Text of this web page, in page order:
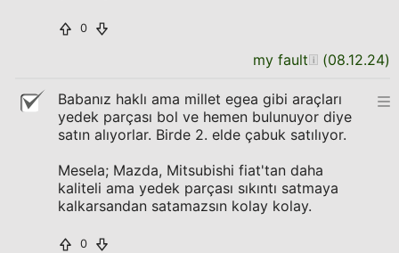
0
my fault (08.12.24)
Babanız haklı ama millet egea gibi araçları
yedek parçası bol ve hemen bulunuyor diye
satın alıyorlar. Birde 2. elde çabuk satılıyor.
Mesela; Mazda, Mitsubishi fiat'tan daha
kaliteli ama yedek parçası sıkıntı satmaya
kalkarsandan satamazsın kolay kolay.
0